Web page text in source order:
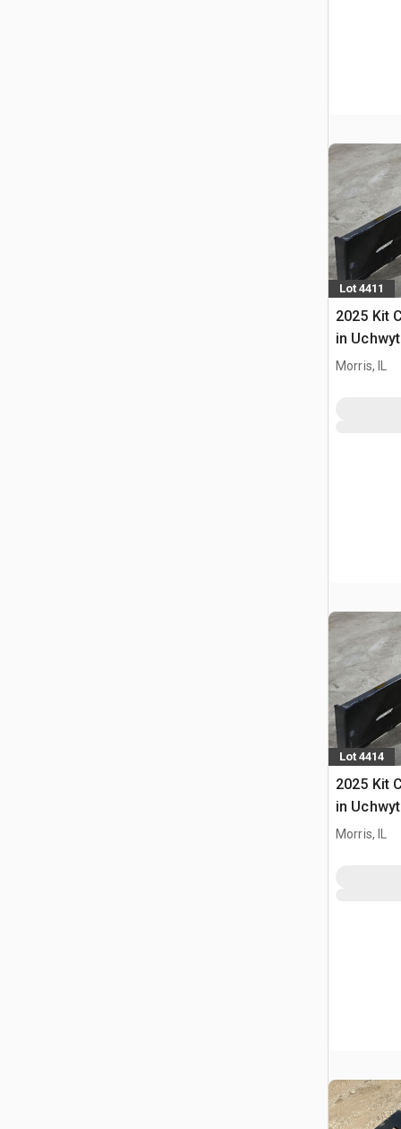
Lot 4411
2025 Kit
in
Morris, IL
Lot 4414
2025 Kit
in
Morris, IL